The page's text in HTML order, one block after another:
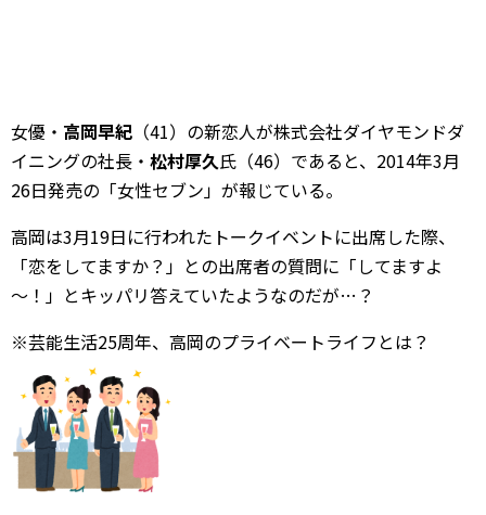
女優・ 高岡早紀 （41）の新恋人が株式会社ダイヤモンドダ
イニングの社長・ 松村厚久氏（46）であると、2014年3月
26日発売の「女性セブン」が報じている。
高岡は3月19日に行われたトークイベントに出席した際、
「恋をしてますか？」との出席者の質問に「してますよ
～！」とキッパリ答えていたようなのだが…？
※芸能生活25周年、高岡のプライベートライフとは？